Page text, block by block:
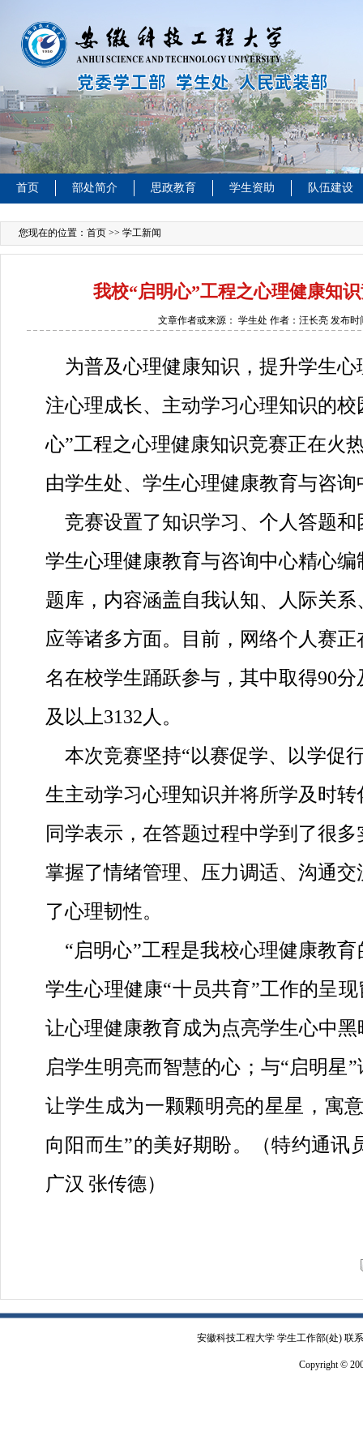
首页 部处简介 思政教育 学生资助 队伍建设
您现在的位置： 首页 >> 学工新闻
我校“启明心”工程之心理健康知
文章作者或来源： 学生处 作者：汪长亮 发布时
为普及心理健康知识，提升学生
注心理成长、主动学习心理知识的校
心”工程之心理健康知识竞赛正在火
由学生处、学生心理健康教育与咨询
竞赛设置了知识学习、个人答题
学生心理健康教育与咨询中心精心编
题库，内容涵盖自我认知、人际关
应等诸多方面。目前，网络个人赛正
名在校学生踊跃参与，其中取得90分
及以上3132人。
本次竞赛坚持“以赛促学、以学促
生主动学习心理知识并将所学及时
同学表示，在答题过程中学到了很
掌握了情绪管理、压力调适、沟通
了心理韧性。
“启明心”工程是我校心理健康教
学生心理健康“十员共育”工作的呈现
让心理健康教育成为点亮学生心中
启学生明亮而智慧的心；与“启明星
让学生成为一颗颗明亮的星星，寓
向阳而生”的美好期盼。（特约通讯
广汉 张传德）
安徽科技工程大学 学生工作部(处) 联
Copyright ©